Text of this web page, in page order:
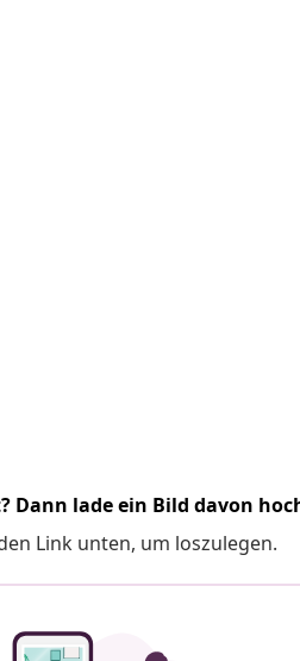
lade ein Bild davon
Link unten, um loszulegen.